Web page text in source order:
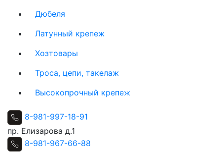
Дюбеля
Латунный крепеж
Хозтовары
Троса, цепи, такелаж
Высокопрочный крепеж
8-981-997-18-91
пр. Елизарова д.1
8-981-967-66-88